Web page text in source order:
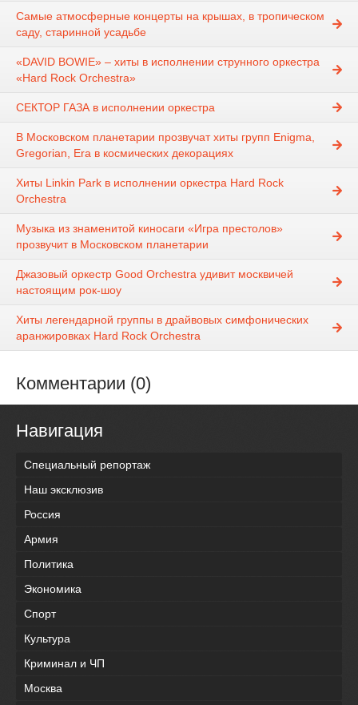
Самые атмосферные концерты на крышах, в тропическом
саду, старинной усадьбе
«DAVID BOWIE» – хиты в исполнении струнного оркестра
«Hard Rock Orchestra»
СЕКТОР ГАЗА в исполнении оркестра
В Московском планетарии прозвучат хиты групп Enigma,
Gregorian, Era в космических декорациях
Хиты Linkin Park в исполнении оркестра Hard Rock
Orchestra
Музыка из знаменитой киносаги «Игра престолов»
прозвучит в Московском планетарии
Джазовый оркестр Good Orchestra удивит москвичей
настоящим рок-шоу
Хиты легендарной группы в драйвовых симфонических
аранжировках Hard Rock Orchestra
Комментарии (0)
Навигация
Специальный репортаж
Наш эксклюзив
Россия
Армия
Политика
Экономика
Спорт
Культура
Криминал и ЧП
Москва